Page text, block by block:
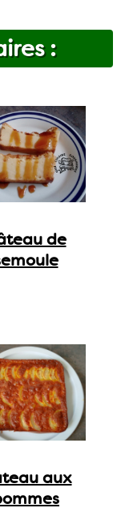
:
de
aux